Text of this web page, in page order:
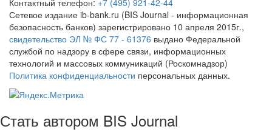
Контактный телефон: +7 (495) 921-42-44
Сетевое издание ib-bank.ru (BIS Journal - информационная
безопасность банков) зарегистрировано 10 апреля 2015г.,
свидетельство ЭЛ № ФС 77 - 61376 выдано Федеральной
службой по надзору в сфере связи, информационных
технологий и массовых коммуникаций (Роскомнадзор)
Политика конфиденциальности персональных данных.
Стать автором BIS Journal